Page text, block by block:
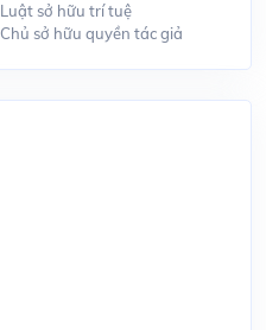
Luật sở hữu trí tuệ
Chủ sở hữu quyền tác giả